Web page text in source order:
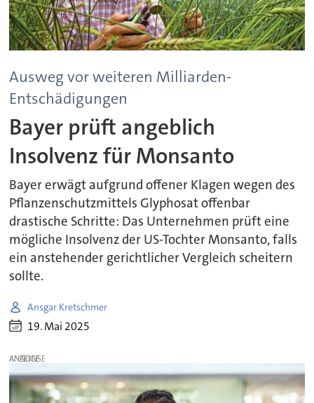
Ausweg vor weiteren Milliarden-
Entschädigungen
Bayer prüft angeblich
Insolvenz für Monsanto
Bayer erwägt aufgrund offener Klagen wegen des
Pflanzenschutzmittels Glyphosat offenbar
drastische Schritte: Das Unternehmen prüft eine
mögliche Insolvenz der US-Tochter Monsanto, falls
ein anstehender gerichtlicher Vergleich scheitern
sollte.
Ansgar Kretschmer
19. Mai 2025
ANZEIGE